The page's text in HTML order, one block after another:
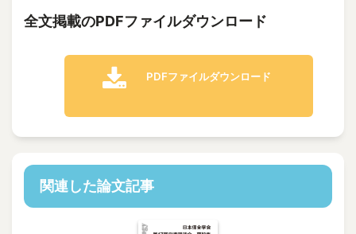
全文掲載のPDFファイルダウンロード
PDFファイルダウンロード
関連した論文記事